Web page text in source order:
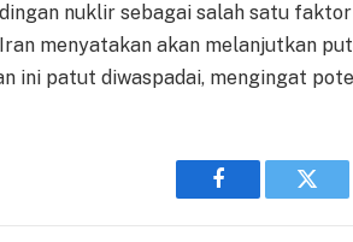
nuklir sebagai salah satu
menyatakan akan melanjutkan
ini patut diwaspadai, mengingat
Facebook